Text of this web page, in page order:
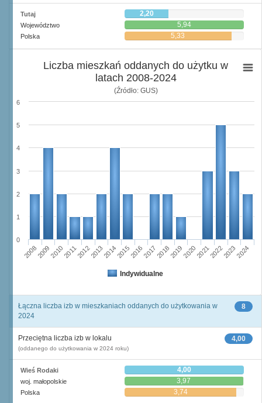
Tutaj 2,20
Województwo 5,94
Polska 5,33
Liczba mieszkań oddanych do użytku w
latach 2008-2024
(Źródło: GUS)
Indywidualne
20082009201020112012201320142015201620172018201920202021202220232024
0
1
2
3
4
5
6
8
Łączna liczba izb w mieszkaniach oddanych do użytkowania w
2024
4,00
Przeciętna liczba izb w lokalu
(oddanego do użytkowania w 2024 roku)
Wieś Rodaki 4,00
woj. małopolskie 3,97
Polska 3,74